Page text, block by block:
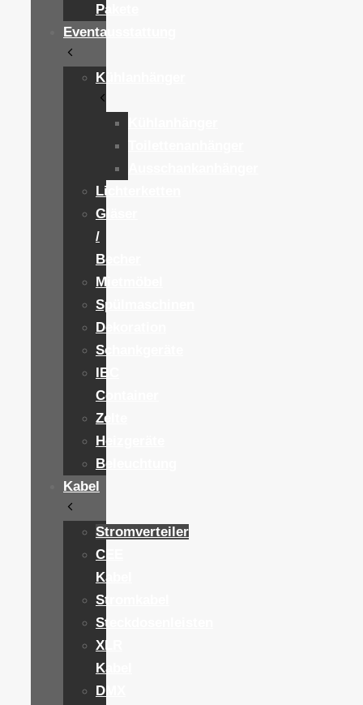
Pakete
Eventausstattung
Kühlanhänger
Lichterketten
Gläser
/
Becher
Mietmöbel
Spülmaschinen
Dekoration
Schankgeräte
IBC
Container
Zelte
Heizgeräte
Beleuchtung
Kabel
Stromverteiler
CEE
Kabel
Stromkabel
Steckdosenleisten
XLR
Kabel
DMX